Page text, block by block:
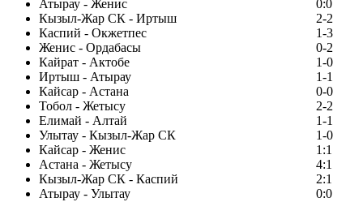
Атырау - Женис
0:0
Кызыл-Жар СК - Иртыш
2-2
Каспий - Окжетпес
1-3
Женис - Ордабасы
0-2
Кайрат - Актобе
1-0
Иртыш - Атырау
1-1
Кайсар - Астана
0-0
Тобол - Жетысу
2-2
Елимай - Алтай
1-1
Улытау - Кызыл-Жар СК
1-0
Кайсар - Женис
1:1
Астана - Жетысу
4:1
Кызыл-Жар СК - Каспий
2:1
Атырау - Улытау
0:0